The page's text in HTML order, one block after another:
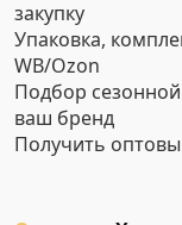
закупку
Упаковка,
WB/Ozon
Подбор
ваш бренд
Получить